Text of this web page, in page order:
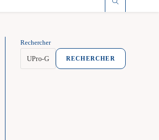
Rechercher
RECHERCHER